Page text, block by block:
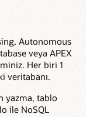
Autonomous
veya APEX
Her biri 1
veritabanı.
yazma, tablo
ile NoSQL